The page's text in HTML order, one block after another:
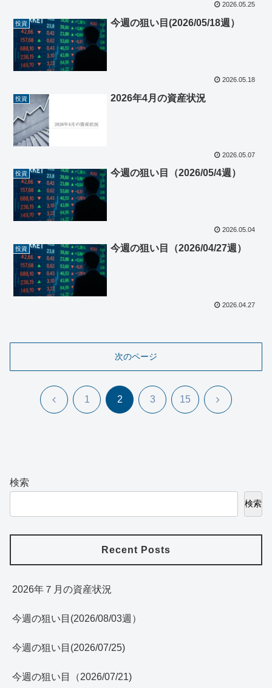
2026.05.25
投資 今週の狙い目(2026/05/18週）
2026.05.18
投資 2026年4月の資産状況
2026.05.07
投資 今週の狙い目（2026/05/4週）
2026.05.04
投資 今週の狙い目（2026/04/27週）
2026.04.27
次のページ
前 1 2 3 15 次
検索
検索
Recent Posts
2026年７月の資産状況
今週の狙い目(2026/08/03週）
今週の狙い目(2026/07/25)
今週の狙い目（2026/07/21)